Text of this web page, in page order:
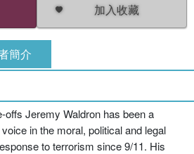
加入收藏
簡介
offs Jeremy Waldron has been a
in the moral, political and legal
to terrorism since 9/11. His